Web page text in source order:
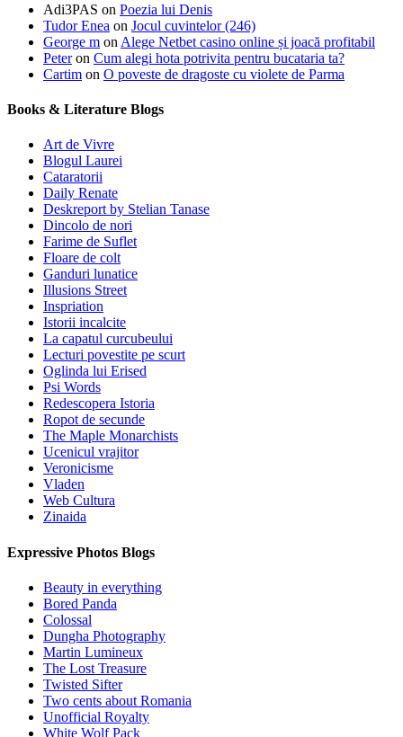
Adi3PAS on Poezia lui Denis
Tudor Enea on Jocul cuvintelor (246)
George m on Alege Netbet casino online și joacă profitabil
Peteron Cum alegi hota potrivita pentru bucataria ta?
Cartim on O poveste de dragoste cu violete de Parma
Books & Literature Blogs
Art de Vivre
Blogul Laurei
Cataratorii
Daily Renate
Deskreport by Stelian Tanase
Dincolo de nori
Farime de Suflet
Floare de colt
Ganduri lunatice
Illusions Street
Inspriation
Istorii incalcite
La capatul curcubeului
Lecturi povestite pe scurt
Oglinda lui Erised
Psi Words
Redescopera Istoria
Ropot de secunde
The Maple Monarchists
Ucenicul vrajitor
Veronicisme
Vladen
Web Cultura
Zinaida
Expressive Photos Blogs
Beauty in everything
Bored Panda
Colossal
Dungha Photography
Martin Lumineux
The Lost Treasure
Twisted Sifter
Two cents about Romania
Unofficial Royalty
White Wolf Pack